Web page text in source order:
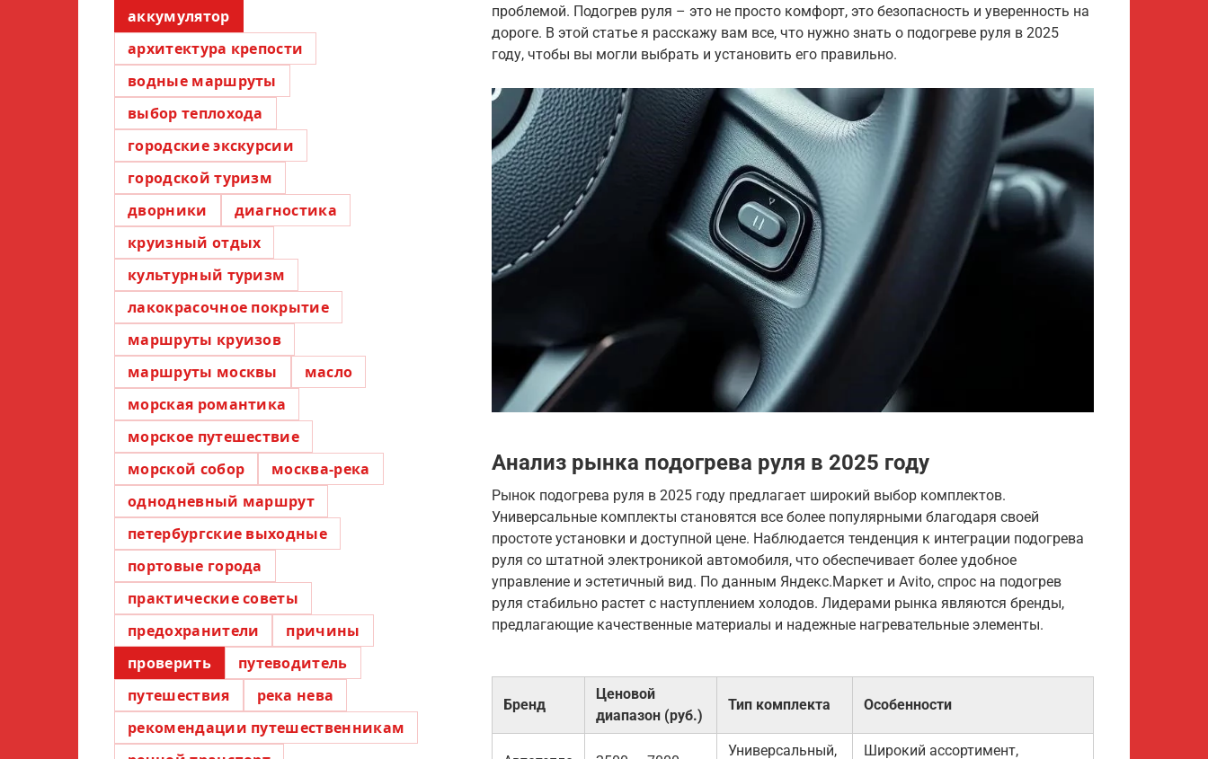
проблемой. Подогрев руля – это не просто комфорт, это безопасность и уверенность на
дороге. В этой статье я расскажу вам все, что нужно знать о подогреве руля в 2025
году, чтобы вы могли выбрать и установить его правильно.
Анализ рынка подогрева руля в 2025 году
Рынок подогрева руля в 2025 году предлагает широкий выбор комплектов.
Универсальные комплекты становятся все более популярными благодаря своей
простоте установки и доступной цене. Наблюдается тенденция к интеграции подогрева
руля со штатной электроникой автомобиля, что обеспечивает более удобное
управление и эстетичный вид. По данным Яндекс.Маркет и Avito, спрос на подогрев
руля стабильно растет с наступлением холодов. Лидерами рынка являются бренды,
предлагающие качественные материалы и надежные нагревательные элементы.
Бренд
Ценовой
диапазон (руб.)
Тип комплекта Особенности
Универсальный,
Широкий ассортимент,
аккумулятор
архитектура крепости
водные маршруты
выбор теплохода
городские экскурсии
городской туризм
дворники
диагностика
круизный отдых
культурный туризм
лакокрасочное покрытие
маршруты круизов
маршруты москвы
масло
морская романтика
морское путешествие
морской собор
москва-река
однодневный маршрут
петербургские выходные
портовые города
практические советы
предохранители
причины
проверить
путеводитель
путешествия
река нева
рекомендации путешественникам